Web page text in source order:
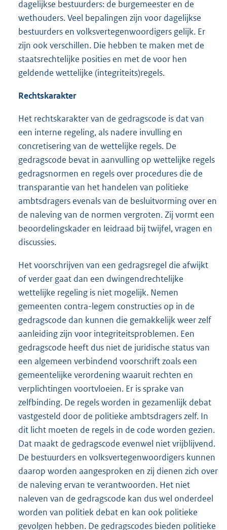
dagelijkse bestuurders: de burgemeester en de
wethouders. Veel bepalingen zijn voor dagelijkse
bestuurders en volksvertegenwoordigers gelijk. Er
zijn ook verschillen. Die hebben te maken met de
staatsrechtelijke posities en met de voor hen
geldende wettelijke (integriteits)regels.
Rechtskarakter
Het rechtskarakter van de gedragscode is dat van
een interne regeling, als nadere invulling en
concretisering van de wettelijke regels. De
gedragscode bevat in aanvulling op wettelijke regels
gedragsnormen en regels over procedures die de
transparantie van het handelen van politieke
ambtsdragers evenals van de besluitvorming over en
de naleving van de normen vergroten. Zij vormt een
beoordelingskader en leidraad bij twijfel, vragen en
discussies.
Het voorschrijven van een gedragsregel die afwijkt
of verder gaat dan een dwingendrechtelijke
wettelijke regeling is niet mogelijk. Nemen
gemeenten contra-legem constructies op in de
gedragscode dan kunnen die gemakkelijk weer zelf
aanleiding zijn voor integriteitsproblemen. Een
gedragscode heeft dus niet de juridische status van
een algemeen verbindend voorschrift zoals een
gemeentelijke verordening waaruit rechten en
verplichtingen voortvloeien. Er is sprake van
zelfbinding. De regels worden in gezamenlijk debat
vastgesteld door de politieke ambtsdragers zelf. In
dit licht moeten de regels in de code worden gezien.
Dat maakt de gedragscode evenwel niet vrijblijvend.
De bestuurders en volksvertegenwoordigers kunnen
daarop worden aangesproken en zij dienen zich over
de naleving ervan te verantwoorden. Het niet
naleven van de gedragscode kan dus wel onderdeel
worden van politiek debat en kan ook politieke
gevolgen hebben. De gedragscodes bieden politieke